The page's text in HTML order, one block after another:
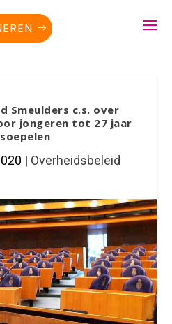
Smeulders c.s. over
jongeren tot 27 jaar
| Overheidsbeleid